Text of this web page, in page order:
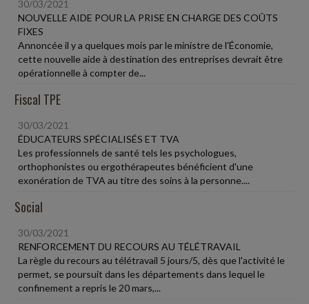
30/03/2021
NOUVELLE AIDE POUR LA PRISE EN CHARGE DES COÛTS
FIXES
Annoncée il y a quelques mois par le ministre de l'Économie,
cette nouvelle aide à destination des entreprises devrait être
opérationnelle à compter de...
Fiscal TPE
30/03/2021
ÉDUCATEURS SPÉCIALISÉS ET TVA
Les professionnels de santé tels les psychologues,
orthophonistes ou ergothérapeutes bénéficient d'une
exonération de TVA au titre des soins à la personne....
Social
30/03/2021
RENFORCEMENT DU RECOURS AU TÉLÉTRAVAIL
La règle du recours au télétravail 5 jours/5, dès que l'activité le
permet, se poursuit dans les départements dans lequel le
confinement a repris le 20 mars,...